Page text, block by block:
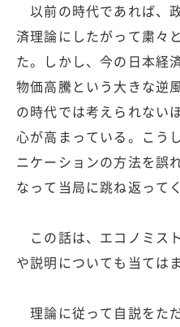
以前の時代であれば、
済理論にしたがって粛々
た。しかし、今の日本経
物価高騰という大きな逆
の時代では考えられない
心が高まっている。こう
ニケーションの方法を誤
なって当局に跳ね返ってく
この話は、エコノミス
や説明についても当てはま
理論に従って自説をた